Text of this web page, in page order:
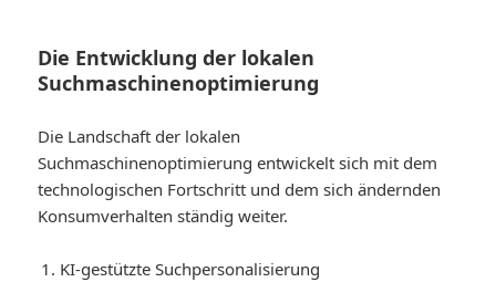
Die Entwicklung der lokalen
Suchmaschinenoptimierung
Die Landschaft der lokalen
Suchmaschinenoptimierung entwickelt sich mit dem
technologischen Fortschritt und dem sich ändernden
Konsumverhalten ständig weiter.
KI-gestützte Suchpersonalisierung